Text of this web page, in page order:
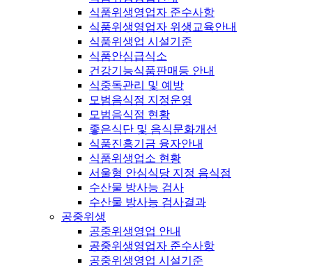
식품위생영업자 준수사항
식품위생영업자 위생교육안내
식품위생업 시설기준
식품안심급식소
건강기능식품판매등 안내
식중독관리 및 예방
모범음식점 지정운영
모범음식점 현황
좋은식단 및 음식문화개선
식품진흥기금 융자안내
식품위생업소 현황
서울형 안심식당 지정 음식점
수산물 방사능 검사
수산물 방사능 검사결과
공중위생
공중위생영업 안내
공중위생영업자 준수사항
공중위생영업 시설기준